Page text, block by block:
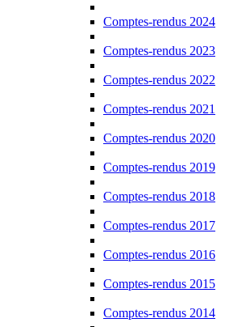
Comptes-rendus 2024
Comptes-rendus 2023
Comptes-rendus 2022
Comptes-rendus 2021
Comptes-rendus 2020
Comptes-rendus 2019
Comptes-rendus 2018
Comptes-rendus 2017
Comptes-rendus 2016
Comptes-rendus 2015
Comptes-rendus 2014